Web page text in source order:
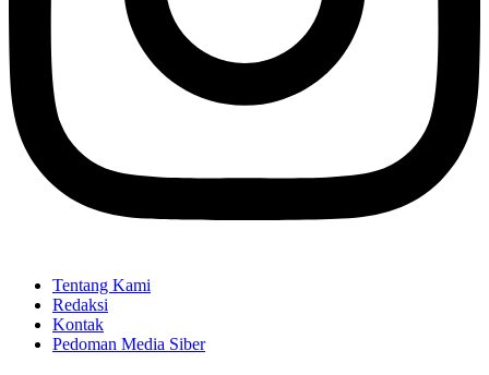
Tentang Kami
Redaksi
Kontak
Pedoman Media Siber